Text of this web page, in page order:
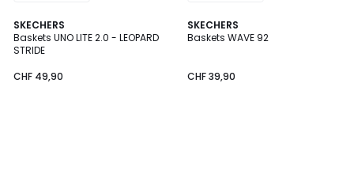
SKECHERS
Baskets UNO LITE 2.0 - LEOPARD
STRIDE
CHF 49,90
SKECHERS
Baskets WAVE 92
CHF 39,90